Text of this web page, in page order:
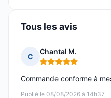
Tous les avis
C
Chantal M.
Note : 5 sur 5
Publié le 08/08/2026 à 14h37
Commande conforme à